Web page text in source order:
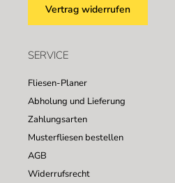
Vertrag widerrufen
SERVICE
Fliesen-Planer
Abholung und Lieferung
Zahlungsarten
Musterfliesen bestellen
AGB
Widerrufsrecht